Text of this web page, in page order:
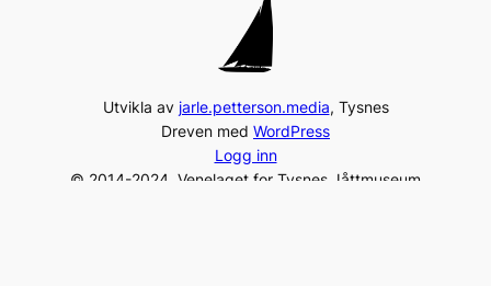
Utvikla av jarle.petterson.media, Tysnes
Dreven med WordPress
Logg inn
© 2014-2024, Venelaget for Tysnes Jåttmuseum